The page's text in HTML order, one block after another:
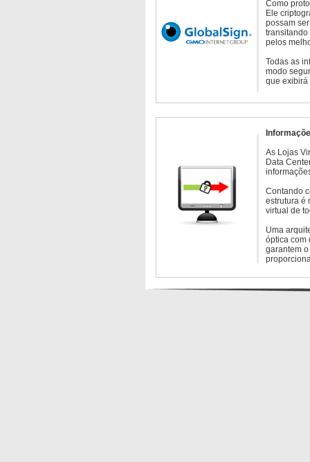
Como
Ele
possam
transitando
pelos
Todas as
modo
que exibirá
As Lojas
Data
Contando
estrutura é
virtual de
Uma
óptica com
garantem